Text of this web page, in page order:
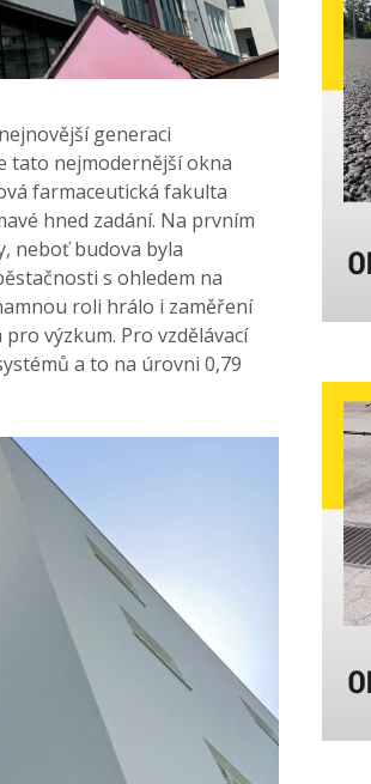
generaci
tato nejmodernější okna
farmaceutická fakulta
hned zadání. Na prvním
neboť budova byla
s ohledem na
roli hrálo i zaměření
výzkum. Pro vzdělávací
a to na úrovni 0,79